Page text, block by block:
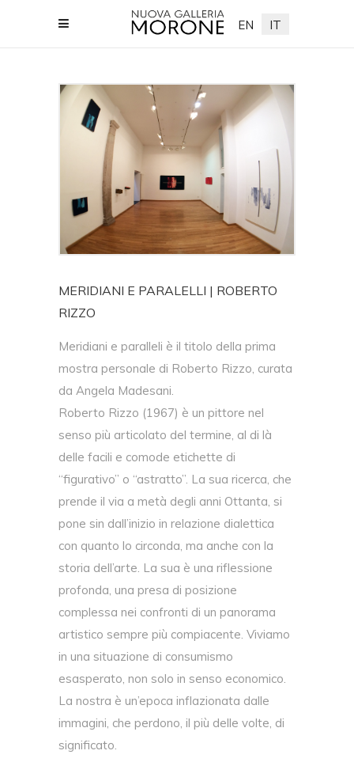
EN IT
MERIDIANI E PARALELLI | ROBERTO
RIZZO
Meridiani e paralleli è il titolo della prima
mostra personale di Roberto Rizzo, curata
da Angela Madesani.
Roberto Rizzo (1967) è un pittore nel
senso più articolato del termine, al di là
delle facili e comode etichette di
“figurativo” o “astratto”. La sua ricerca, che
prende il via a metà degli anni Ottanta, si
pone sin dall’inizio in relazione dialettica
con quanto lo circonda, ma anche con la
storia dell’arte. La sua è una riflessione
profonda, una presa di posizione
complessa nei confronti di un panorama
artistico sempre più compiacente. Viviamo
in una situazione di consumismo
esasperato, non solo in senso economico.
La nostra è un’epoca inflazionata dalle
immagini, che perdono, il più delle volte, di
significato.